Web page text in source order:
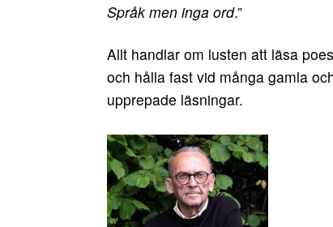
Språk men inga ord.”
Allt handlar om lusten att läsa
och hålla fast vid många gamla
upprepade läsningar.